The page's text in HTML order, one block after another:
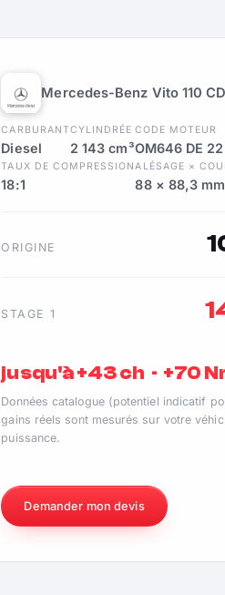
Mercedes-Benz Vito 110
CARBURANT
Diesel
CYLINDRÉE
2 143 cm³
CODE MOTEUR
OM646 DE
TAUX DE COMPRESSION
18:1
ALÉSAGE ×
88 × 88,3 mm
ORIGINE
STAGE 1
jusqu'à +43 ch · +70
Données catalogue (potentiel indicatif
gains réels sont mesurés sur votre
puissance.
Demander mon devis